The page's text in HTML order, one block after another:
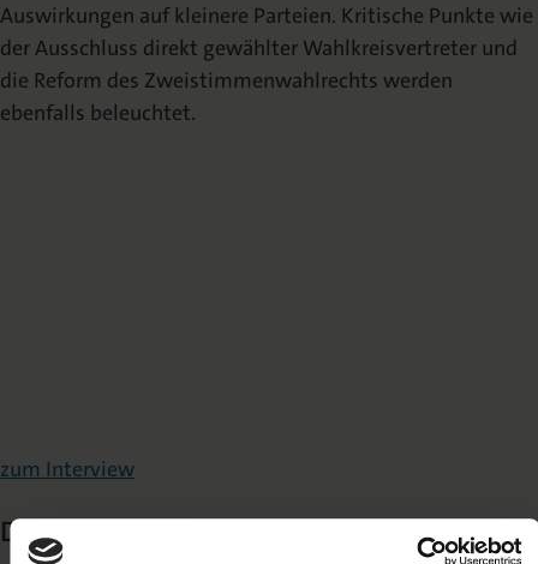
Auswirkungen auf kleinere Parteien. Kritische Punkte wie
der Ausschluss direkt gewählter Wahlkreisvertreter und
die Reform des Zweistimmenwahlrechts werden
ebenfalls beleuchtet.
zum Interview
Die Debatte um die Wahlrechtsreform